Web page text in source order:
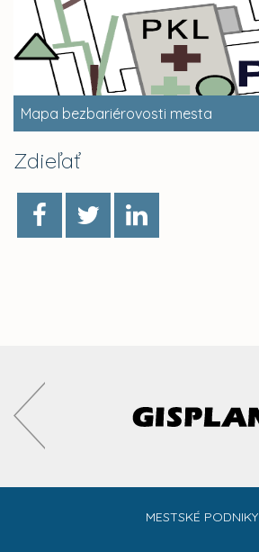
Mapa bezbariérovosti mesta
Zdieľať
MESTSKÉ PODNIKY